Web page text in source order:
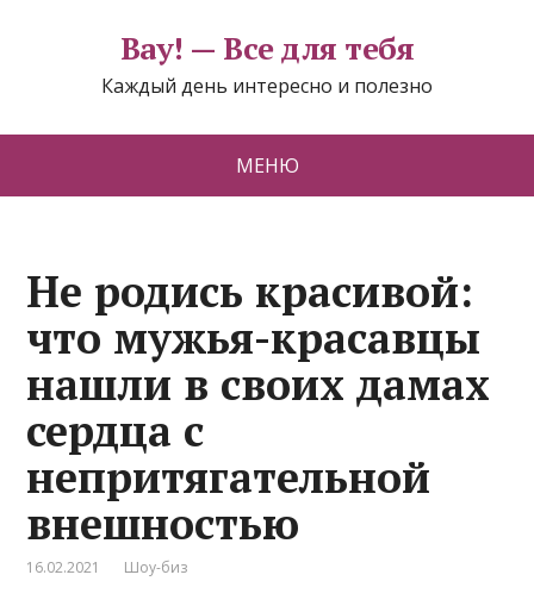
Вау! — Все для тебя
Каждый день интересно и полезно
МЕНЮ
Не родись красивой:
что мужья-красавцы
нашли в своих дамах
сердца с
непритягательной
внешностью
16.02.2021 Шоу-биз